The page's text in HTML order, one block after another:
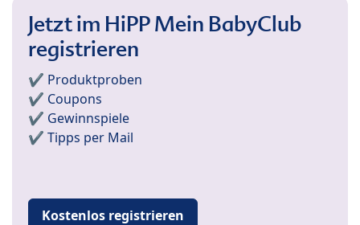
Jetzt im HiPP Mein BabyClub
registrieren
✔️ Produktproben
✔️ Coupons
✔️ Gewinnspiele
✔️ Tipps per Mail
Kostenlos registrieren